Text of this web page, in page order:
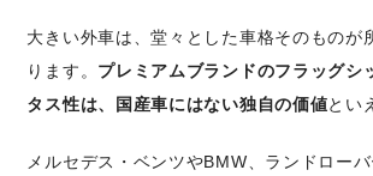
大きい外車は、堂々とした車格そのものが
ります。 プレミアムブランドのフラッグシ
タス性は、国産車にはない独自の価値とい
メルセデス・ベンツやBMW、ランドロー